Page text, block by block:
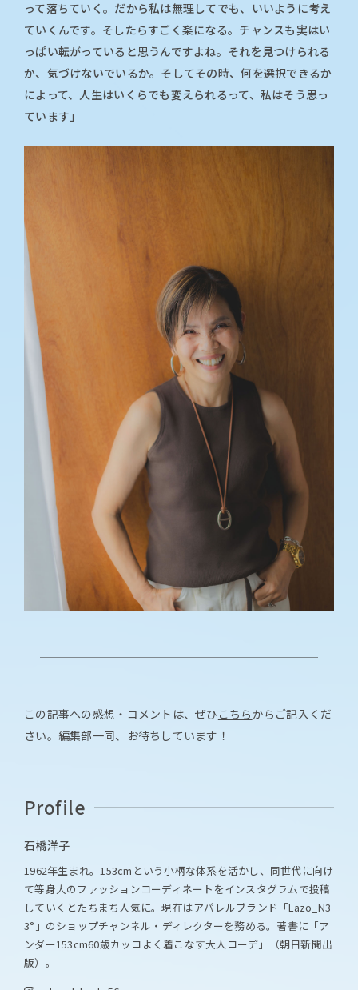
って落ちていく。だから私は無理してでも、いいように考え
ていくんです。そしたらすごく楽になる。チャンスも実はい
っぱい転がっていると思うんですよね。それを見つけられる
か、気づけないでいるか。そしてその時、何を選択できるか
によって、人生はいくらでも変えられるって、私はそう思っ
ています」
この記事への感想・コメントは、ぜひ こちらからご記入くだ
さい。編集部一同、お待ちしています！
Profile
石橋洋子
1962年生まれ。153cmという小柄な体系を活かし、同世代に向け
て等身大のファッションコーディネートをインスタグラムで投稿
していくとたちまち人気に。現在はアパレルブランド「Lazo_N3
3°」のショップチャンネル・ディレクターを務める。著書に「ア
ンダー153cm60歳カッコよく着こなす大人コーデ」（朝日新聞出
版）。